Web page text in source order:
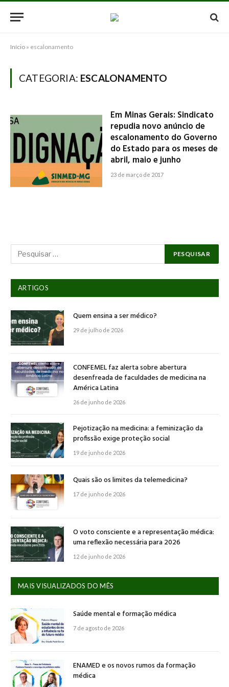
Início » escalonamento
CATEGORIA: ESCALONAMENTO
Em Minas Gerais: Sindicato
repudia novo anúncio de
escalonamento do Governo
do Estado para os meses de
abril, maio e junho
23 de março de 2017
ARTIGOS
Quem ensina a ser médico?
29 de julho de 2026
CONFEMEL faz alerta sobre abertura
desenfreada de faculdades de medicina na
América Latina
26 de junho de 2026
Pejotização na medicina: a feminização da
profissão exige proteção social
19 de junho de 2026
Quais são os limites da telemedicina?
17 de junho de 2026
O voto consciente e a representação médica:
uma reflexão necessária para 2026
12 de junho de 2026
MAIS VISUALIZADOS DO MÊS
Saúde mental e formação médica
7 de agosto de 2026
ENAMED e os novos rumos da formação
médica